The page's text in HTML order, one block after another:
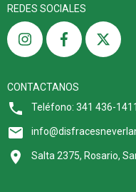
REDES SOCIALES
CONTACTANOS
Teléfono: 341 436-
Salta 2375, Rosario,